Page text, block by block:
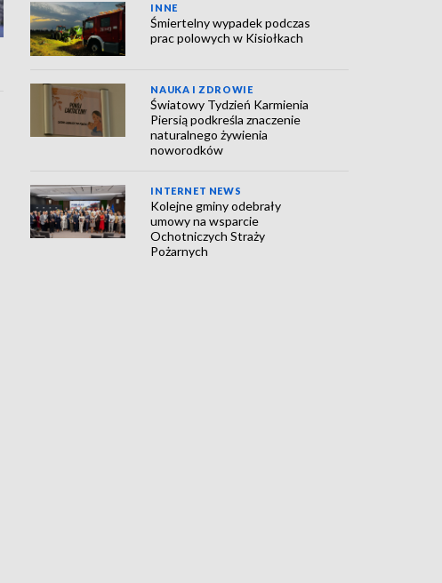
INNE
Śmiertelny wypadek podczas
prac polowych w Kisiołkach
NAUKA I ZDROWIE
Światowy Tydzień Karmienia
Piersią podkreśla znaczenie
naturalnego żywienia
noworodków
INTERNET NEWS
Kolejne gminy odebrały
umowy na wsparcie
Ochotniczych Straży
Pożarnych